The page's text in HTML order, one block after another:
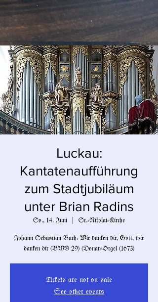
Luckau:
Kantatenaufführung
zum Stadtjubiläum
unter Brian Radins
So., 14. Juni St.-Nikolai-Kirche
Johann Sebastian Bach: Wir danken dir, Gott, wir
danken dir (BWV 29) (Donat-Orgel (1673)
Tickets are not on sale
See other events